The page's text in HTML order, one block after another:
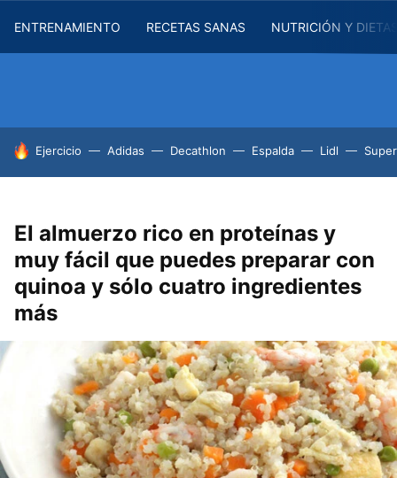
ENTRENAMIENTO RECETAS SANAS NUTRICIÓN Y
HOY SE HABLA DE
Ejercicio Adidas Decathlon Espalda Lidl
El almuerzo rico en proteínas y
muy fácil que puedes preparar con
quinoa y sólo cuatro ingredientes
más